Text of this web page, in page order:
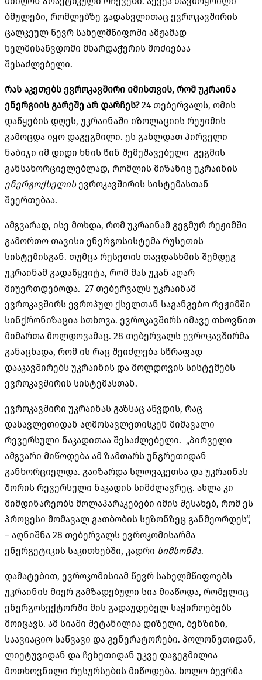
ბმულები, რომლებზე გადასვლითაც ევროკავშირის
ცალკეულ წევრ სახელმწიფოში ამჟამად
ხელმისაწვდომი მხარდაჭერის მოძიებაა
შესაძლებელი.
რას აკეთებს ევროკავშირი იმისთვის, რომ უკრაინა
ენერგიის გარეშე არ დარჩეს?24 თებერვალს, ომის
დაწყების დღეს, უკრაინაში იზოლაციის რეჟიმის
გამოცდა იყო დაგეგმილი. ეს გახლდათ პირველი
ნაბიჯი იმ დიდი ხნის წინ შემუშავებული გეგმის
განსახორციელებლად, რომლის მიზანიც უკრაინის
ენერგოქსელის ევროკავშირის სისტემასთან
შეერთებაა.
ამგვარად, ისე მოხდა, რომ უკრაინამ გეგმურ რეჟიმში
გამორთო თავისი ენერგოსისტემა რუსეთის
სისტემისგან. თუმცა რუსეთის თავდასხმის შემდეგ
უკრაინამ გადაწყვიტა, რომ მას უკან აღარ
მიუერთდებოდა. 27 თებერვალს უკრაინამ
ევროკავშირს ევროპულ ქსელთან საგანგებო რეჟიმში
სინქრონიზაცია სთხოვა. ევროკავშირს იმავე თხოვნით
მიმართა მოლდოვამაც. 28 თებერვალს ევროკავშირმა
განაცხადა, რომ ის რაც შეიძლება სწრაფად
დააკავშირებს უკრაინის და მოლდოვის სისტემებს
ევროკავშირის სისტემასთან.
ევროკავშირი უკრაინას გაზსაც აწვდის, რაც
დასავლეთიდან აღმოსავლეთისკენ მიმავალი
რევერსული ნაკადითაა შესაძლებელი. „პირველი
ამგვარი მიწოდება ამ ზამთარს უნგრეთიდან
განხორციელდა. გაიზარდა სლოვაკეთსა და უკრაინას
შორის რევერსული ნაკადის სიმძლავრეც. ახლა კი
მიმდინარეობს მოლაპარაკებები იმის შესახებ, რომ ეს
პროცესი მომავალ გათბობის სეზონზეც განმეორდეს“,
– აღნიშნა 28 თებერვალს ევროკომისარმა
ენერგეტიკის საკითხებში, კადრი სიმსონმა.
დამატებით, ევროკომისიამ წევრ სახელმწიფოებს
უკრაინის მიერ გამზადებული სია მიაწოდა, რომელიც
ენერგოსექტორში მის გადაუდებელ საჭიროებებს
მოიცავს. ამ სიაში შეტანილია დიზელი, ბენზინი,
საავიაციო საწვავი და გენერატორები. პოლონეთიდან,
ლიეტუვიდან და ჩეხეთიდან უკვე დაგეგმილია
მოთხოვნილი რესურსების მიწოდება. ხოლო ბევრმა